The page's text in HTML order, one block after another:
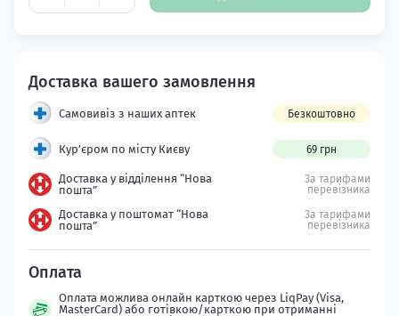
Самовивіз з наших аптек Безкоштовно
Кур’єром по місту Києву 69 грн
Доставка у відділення “Нова
пошта”
За тарифами
перевізника
Доставка у поштомат “Нова
пошта”
За тарифами
перевізника
Оплата можлива онлайн карткою через LiqPay (Visa,
MasterCard) або готівкою/карткою при отриманні